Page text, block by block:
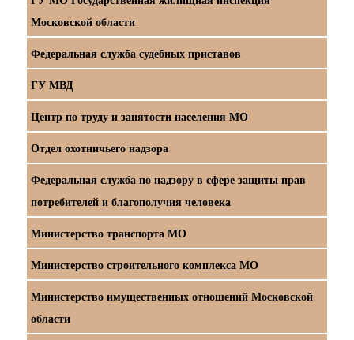
Московской области
Федеральная служба судебных приставов
ГУ МВД
Центр по труду и занятости населения МО
Отдел охотничьего надзора
Федеральная служба по надзору в сфере защиты прав
потребителей и благополучия человека
Министерство транспорта МО
Министерство строительного комплекса МО
Министерство имущественных отношений Московской
области